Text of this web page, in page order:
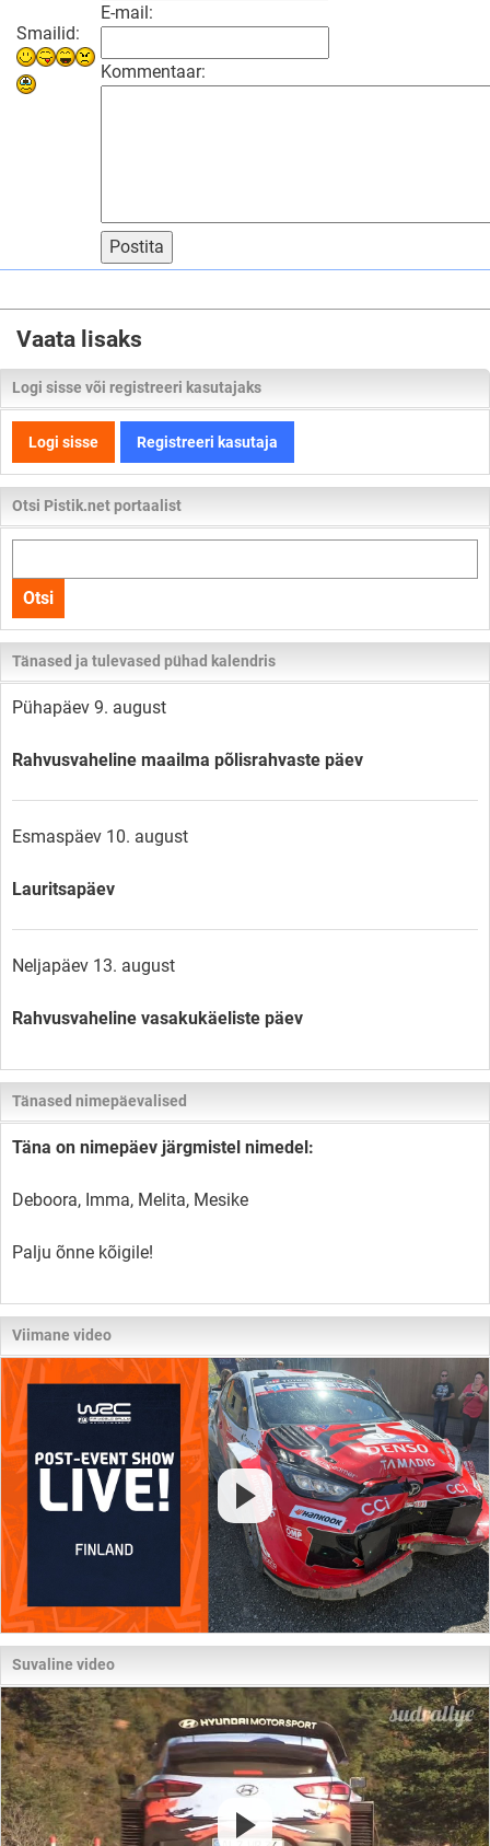
Smailid:
E-mail:
Kommentaar:
Postita
Vaata lisaks
Logi sisse või registreeri kasutajaks
Logi sisse Registreeri kasutaja
Otsi Pistik.net portaalist
kogu
lehelt
Otsi
Tänased ja tulevased pühad kalendris
Pühapäev 9. august
Rahvusvaheline maailma põlisrahvaste päev
Esmaspäev 10. august
Lauritsapäev
Neljapäev 13. august
Rahvusvaheline vasakukäeliste päev
Tänased nimepäevalised
Täna on nimepäev järgmistel nimedel:
Deboora, Imma, Melita, Mesike
Palju õnne kõigile!
Viimane video
Suvaline video